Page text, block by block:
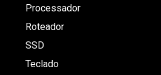
Processador
Roteador
SSD
Teclado